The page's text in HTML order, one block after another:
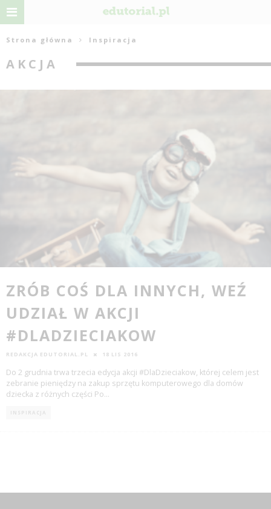
Strona główna Inspiracja
AKCJA
ZRÓB COŚ DLA INNYCH, WEŹ
UDZIAŁ W AKCJI
#DLADZIECIAKOW
REDAKCJA EDUTORIAL.PL 18 LIS 2016
Do 2 grudnia trwa trzecia edycja akcji #DlaDzieciakow, której celem jest
zebranie pieniędzy na zakup sprzętu komputerowego dla domów
dziecka z różnych części Po...
INSPIRACJA